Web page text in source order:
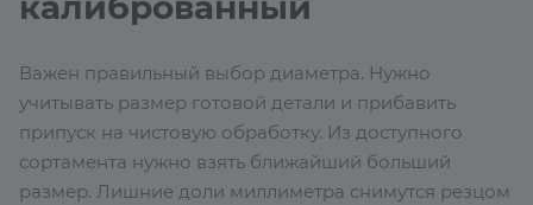
Важен правильный выбор диаметра. Нужно
учитывать размер готовой детали и прибавить
припуск на чистовую обработку. Из доступного
сортамента нужно взять ближайший больший
размер. Лишние доли миллиметра снимутся резцом